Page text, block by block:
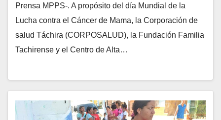
Prensa MPPS-. A propósito del día Mundial de la
Lucha contra el Cáncer de Mama, la Corporación de
salud Táchira (CORPOSALUD), la Fundación Familia
Tachirense y el Centro de Alta…